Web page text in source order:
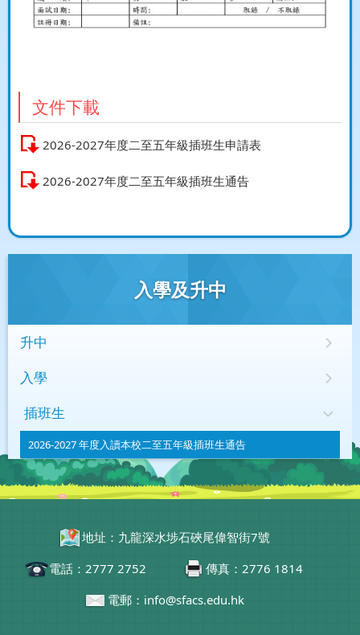
文件下載
2026-2027年度二至五年級插班生申請表
2026-2027年度二至五年級插班生通告
入學及升中
升中
入學
插班生
2026-2027 年度入讀本校二至五年級插班生通告
地址：九龍深水埗石硤尾偉智街7號
電話：2777 2752
傳真：2776 1814
電郵：info@sfacs.edu.hk